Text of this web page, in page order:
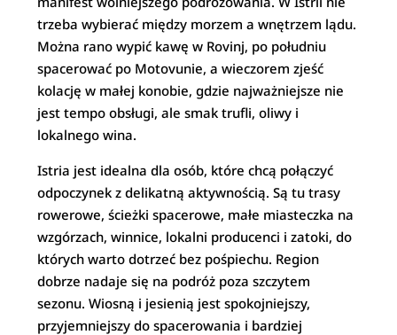
trzeba wybierać między morzem a wnętrzem lądu.
Można rano wypić kawę w Rovinj, po południu
spacerować po Motovunie, a wieczorem zjeść
kolację w małej konobie, gdzie najważniejsze nie
jest tempo obsługi, ale smak trufli, oliwy i
lokalnego wina.
Istria jest idealna dla osób, które chcą połączyć
odpoczynek z delikatną aktywnością. Są tu trasy
rowerowe, ścieżki spacerowe, małe miasteczka na
wzgórzach, winnice, lokalni producenci i zatoki, do
których warto dotrzeć bez pośpiechu. Region
dobrze nadaje się na podróż poza szczytem
sezonu. Wiosną i jesienią jest spokojniejszy,
przyjemniejszy do spacerowania i bardziej